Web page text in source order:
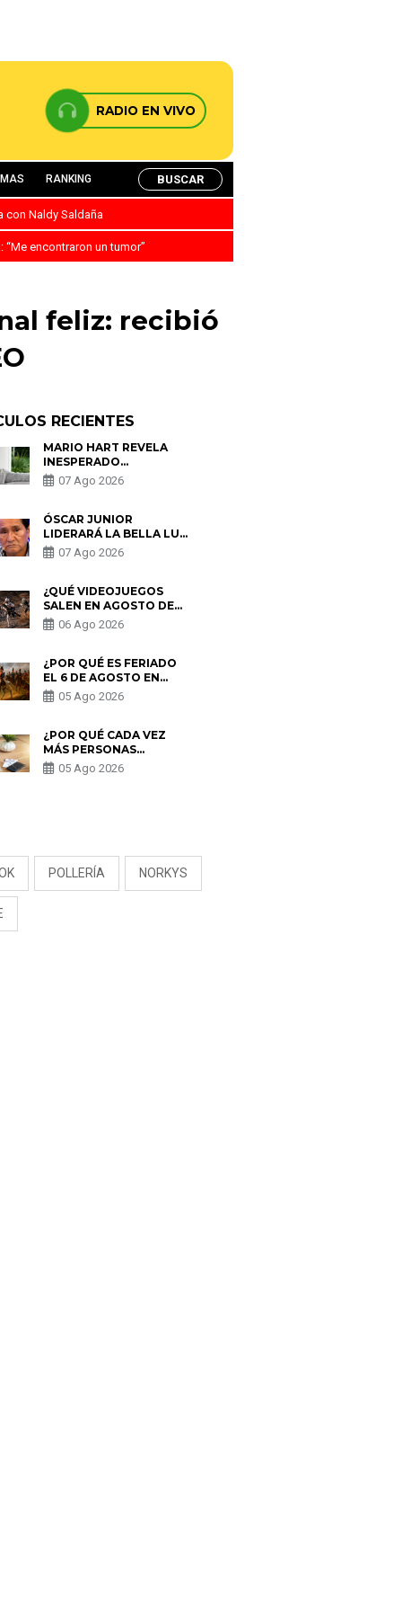
RADIO EN VIVO
RANKING BUSCAR
con Naldy Saldaña
encontraron un tumor”
feliz: recibió
RECIENTES
MARIO HART REVELA
INESPERADO
PROBLEMA DE SALUD
ANTES DE SEPARARSE
ENCONTRARON UN
TUMOR”
07 Ago 2026
ÓSCAR JUNIOR
LIDERARÁ LA BELLA LUZ
TRAS SALIDA DE SU
PADRE POR POLÉMICA
07 Ago 2026
¿QUÉ VIDEOJUEGOS
SALEN EN AGOSTO DE
2026? ESTOS SON LOS
ESTRENOS MÁS
06 Ago 2026
¿POR QUÉ ES FERIADO
EL 6 DE AGOSTO EN
PERÚ? ESTA ES LA
HISTORIA
05 Ago 2026
¿POR QUÉ CADA VEZ
MÁS PERSONAS
UTILIZAN UNA VPN
PARA PROTEGER SU
05 Ago 2026
POLLERÍA NORKYS